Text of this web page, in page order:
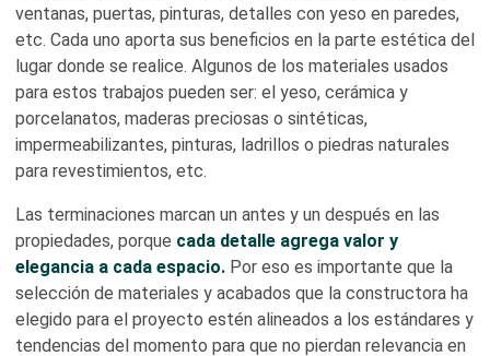
ventanas, puertas, pinturas, detalles con yeso en paredes,
etc. Cada uno aporta sus beneficios en la parte estética del
lugar donde se realice. Algunos de los materiales usados
para estos trabajos pueden ser: el yeso, cerámica y
porcelanatos, maderas preciosas o sintéticas,
impermeabilizantes, pinturas, ladrillos o piedras naturales
para revestimientos, etc.
Las terminaciones marcan un antes y un después en las
propiedades, porque cada detalle agrega valor y
elegancia a cada espacio.Por eso es importante que la
selección de materiales y acabados que la constructora ha
elegido para el proyecto estén alineados a los estándares y
tendencias del momento para que no pierdan relevancia en